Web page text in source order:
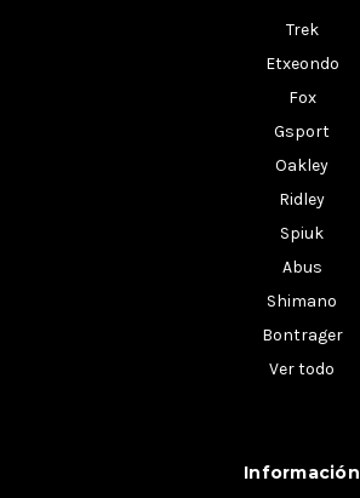
Trek
Etxeondo
Fox
Gsport
Oakley
Ridley
Spiuk
Abus
Shimano
Bontrager
Ver todo
Información